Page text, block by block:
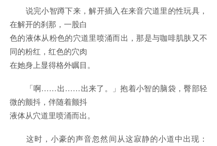
说完小智蹲下来，解开插入在来音穴道里的性玩具，
在解开的刹那，一股白
色的液体从粉色的穴道里喷涌而出，那是与咖啡肌肤又不
同的粉红，红色的穴肉
在她身上显得格外瞩目。
「啊……出……出来了。」抱着小智的脑袋，臀部轻
微的颤抖，伴随着颤抖
液体从穴道里喷涌而出。
这时，小豪的声音忽然间从这寂静的小道中出现：